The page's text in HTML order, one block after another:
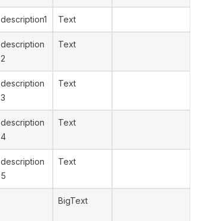
description1 Text
description
2
Text
description
3
Text
description
4
Text
description
5
Text
BigText